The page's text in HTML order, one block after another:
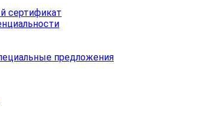
сертификат
предложения